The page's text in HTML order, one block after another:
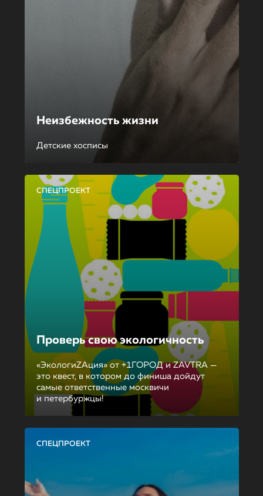
Неизбежность жизни
Детские хосписы
СПЕЦПРОЕКТ
Проверь свою экологичность
«ЭкологиZAция» от +1ГОРОД и ZAVTRA —
это квест, в котором до финиша дойдут
самые ответственные москвичи
и петербуржцы!
СПЕЦПРОЕКТ